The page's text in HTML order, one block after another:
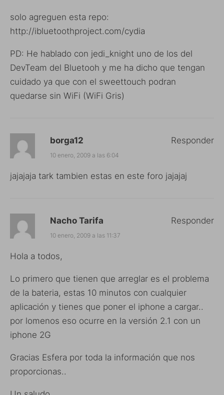
solo agreguen esta repo:
http://ibluetoothproject.com/cydia
PD: He hablado con jedi_knight uno de los del
DevTeam del Bluetooh y me ha dicho que tengan
cuidado ya que con el sweettouch podran
quedarse sin WiFi (WiFi Gris)
borga12
10 enero, 2009 a las 6:04
jajajaja tark tambien estas en este foro jajajaj
Responder
Nacho Tarifa
10 enero, 2009 a las 11:37
Hola a todos,
Lo primero que tienen que arreglar es el problema
de la bateria, estas 10 minutos con cualquier
aplicación y tienes que poner el iphone a cargar..
por lomenos eso ocurre en la versión 2.1 con un
iphone 2G
Gracias Esfera por toda la información que nos
proporcionas..
Responder